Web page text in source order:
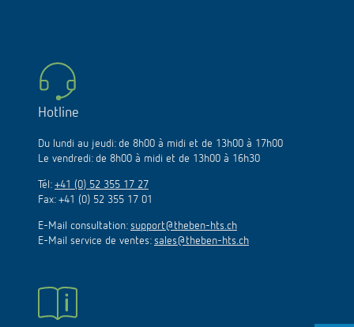
Hotline
Du lundi au jeudi: de 8h00 à midi et de 13h00 à 17h00
Le vendredi: de 8h00 à midi et de 13h00 à 16h30
Tél: +41 (0) 52 355 17 27
Fax: +41 (0) 52 355 17 01
E-Mail consultation: support@theben-hts.ch
E-Mail service de ventes: sales@theben-hts.ch